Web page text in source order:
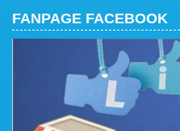
FANPAGE FACEBOOK